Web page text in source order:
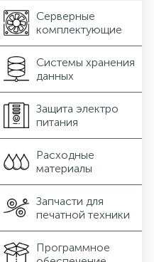
Серверные
комплектующие
Системы хранения
данных
Защита электро
питания
Расходные
материалы
Запчасти для
печатной техники
Программное